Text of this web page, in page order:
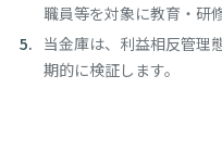
教育ローン
職員等を対象に教育・研
当金庫は、利益相反管理
期的に検証します。